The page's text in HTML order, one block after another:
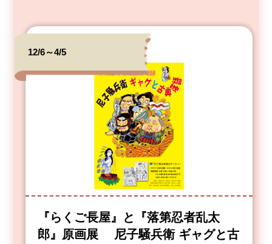
12/6～4/5
『らくご長屋』と『落第忍者乱太
郎』原画展 尼子騒兵衛 ギャグと古